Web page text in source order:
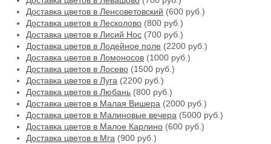
Доставка цветов в Ленсоветовский (600 руб.)
Доставка цветов в Лесколово (800 руб.)
Доставка цветов в Лисий Нос (700 руб.)
Доставка цветов в Лодейное поле (2200 руб.)
Доставка цветов в Ломоносов (1000 руб.)
Доставка цветов в Лосево (1500 руб.)
Доставка цветов в Луга (2200 руб.)
Доставка цветов в Любань (800 руб.)
Доставка цветов в Малая Вишера (2000 руб.)
Доставка цветов в Малиновые вечера (5000 руб.)
Доставка цветов в Малое Карлино (600 руб.)
Доставка цветов в Мга (900 руб.)